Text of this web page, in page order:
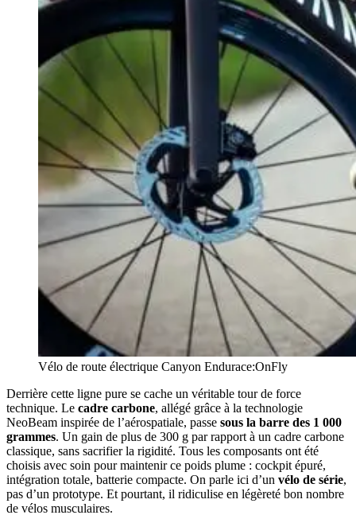
Vélo de route électrique Canyon Endurace:OnFly
Derrière cette ligne pure se cache un véritable tour de force
technique. Le cadre carbone, allégé grâce à la technologie
NeoBeam inspirée de l’aérospatiale, passe sous la barre des 1 000
grammes. Un gain de plus de 300 g par rapport à un cadre carbone
classique, sans sacrifier la rigidité. Tous les composants ont été
choisis avec soin pour maintenir ce poids plume : cockpit épuré,
intégration totale, batterie compacte. On parle ici d’un vélo de série,
pas d’un prototype. Et pourtant, il ridiculise en légèreté bon nombre
de vélos musculaires.